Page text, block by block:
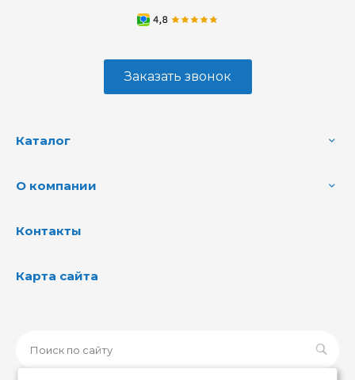
Заказать звонок
Каталог
О компании
Контакты
Карта сайта